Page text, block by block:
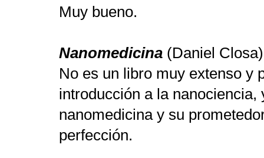
Muy bueno.
Nanomedicina (Daniel Closa)
No es un libro muy extenso y
introducción a la nanociencia,
nanomedicina y su
perfección.